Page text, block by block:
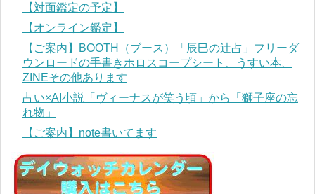
【対面鑑定の予定】
【オンライン鑑定】
【ご案内】BOOTH（ブース）「辰巳の辻占」フリーダ
ウンロードの手書きホロスコープシート、うすい本、
ZINEその他あります
占い×AI小説「ヴィーナスが笑う頃」から「獅子座の忘
れ物」
【ご案内】note書いてます